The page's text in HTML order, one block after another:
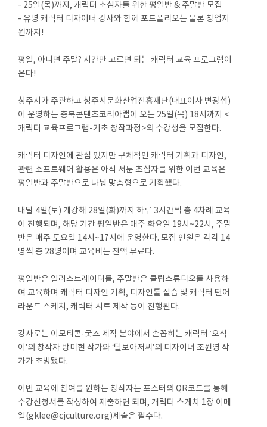
- 25일(목)까지, 캐릭터 초심자를 위한 평일반 & 주말반 모집
- 유명 캐릭터 디자이너 강사와 함께 포트폴리오는 물론 창업지
원까지!
평일, 아니면 주말? 시간만 고르면 되는 캐릭터 교육 프로그램이
온다!
청주시가 주관하고 청주시문화산업진흥재단(대표이사 변광섭)
이 운영하는 충북콘텐츠코리아랩이 오는 25일(목) 18시까지 <
캐릭터 교육프로그램-기초 창작과정>의 수강생을 모집한다.
캐릭터 디자인에 관심 있지만 구체적인 캐릭터 기획과 디자인,
관련 소프트웨어 활용은 아직 서툰 초심자를 위한 이번 교육은
평일반과 주말반으로 나눠 맞춤형으로 기획했다.
내달 4일(토) 개강해 28일(화)까지 하루 3시간씩 총 4차례 교육
이 진행되며, 해당 기간 평일반은 매주 화요일 19시~22시, 주말
반은 매주 토요일 14시~17시에 운영한다. 모집 인원은 각각 14
명씩 총 28명이며 교육비는 전액 무료다.
평일반은 일러스트레이터를, 주말반은 클립스튜디오를 사용하
여 교육하며 캐릭터 디자인 기획, 디자인툴 실습 및 캐릭터 턴어
라운드 스케치, 캐릭터 시트 제작 등이 진행된다.
강사로는 이모티콘·굿즈 제작 분야에서 손꼽히는 캐릭터 ‘오식
이’의 창작자 방미현 작가와 ‘털보아저씨’의 디자이너 조원영 작
가가 초빙됐다.
이번 교육에 참여를 원하는 창작자는 포스터의 QR코드를 통해
수강신청서를 작성하여 제출하면 되며, 캐릭터 스케치 1장 이메
일(gklee@cjculture.org)제출은 필수다.